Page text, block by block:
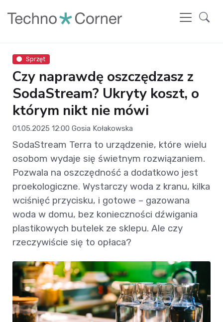
Sprzęt
Czy naprawdę oszczędzasz z
SodaStream? Ukryty koszt, o
którym nikt nie mówi
01.05.2025 12:00 Gosia Kołakowska
SodaStream Terra to urządzenie, które wielu
osobom wydaje się świetnym rozwiązaniem.
Pozwala na oszczędność a dodatkowo jest
proekologiczne. Wystarczy woda z kranu, kilka
wciśnięć przycisku, i gotowe – gazowana
woda w domu, bez konieczności dźwigania
plastikowych butelek ze sklepu. Ale czy
rzeczywiście się to opłaca?